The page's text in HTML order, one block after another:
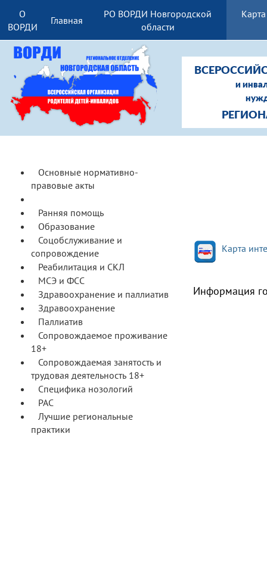
О
ВОРДИ
Главная
РО ВОРДИ Новгородской
области
и
Основные нормативно-
правовые акты
Ранняя помощь
Образование
Соцобслуживание и
сопровождение
Реабилитация и СКЛ
МСЭ и ФСС
Здравоохранение и паллиатив
Здравоохранение
Паллиатив
Сопровождаемое проживание
18+
Сопровождаемая занятость и
трудовая деятельность 18+
Специфика нозологий
РАС
Лучшие региональные
практики
Карта
Информация